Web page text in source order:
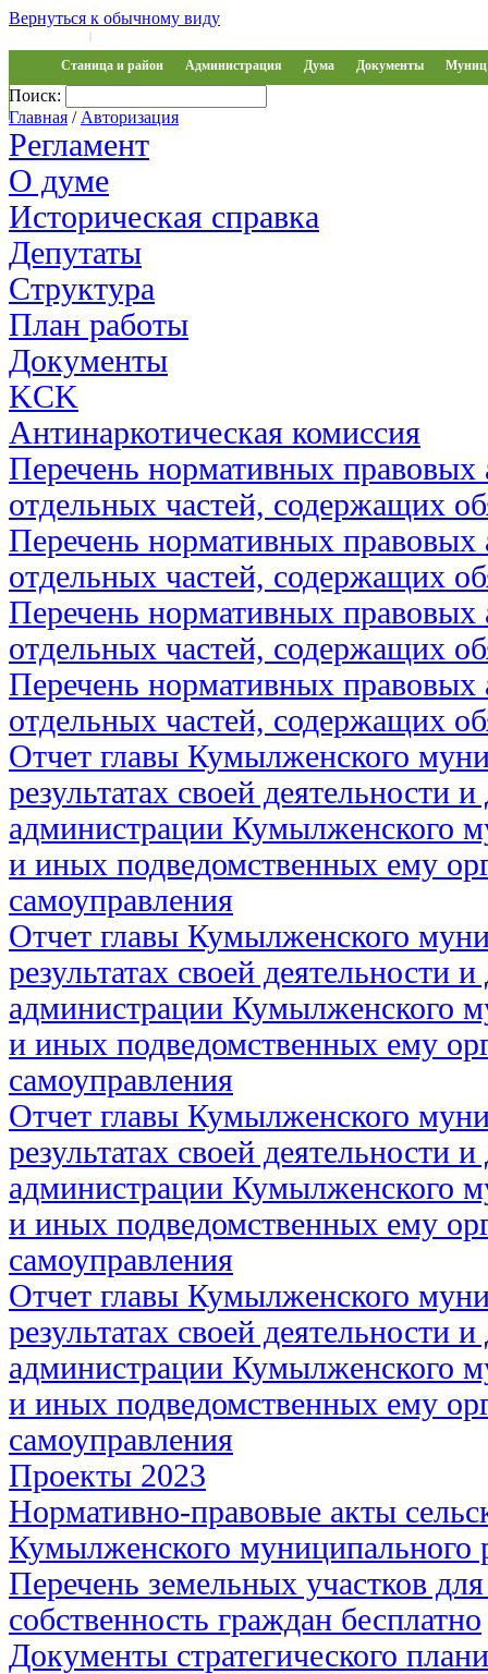
Вернуться к обычному виду
|
Станица и район Администрация Дума Документы Муниц
Обращения
Поиск:
Главная / Авторизация
Регламент
О думе
Историческая справка
Депутаты
Структура
План работы
Документы
KCK
Антинаркотическая комиссия
Перечень нормативных правовых
отдельных частей, содержащих
Перечень нормативных правовых
отдельных частей, содержащих
Перечень нормативных правовых
отдельных частей, содержащих
Перечень нормативных правовых
отдельных частей, содержащих
Отчет главы Кумылженского
результатах своей деятельности
администрации Кумылженского
и иных подведомственных ему
самоуправления
Отчет главы Кумылженского
результатах своей деятельности
администрации Кумылженского
и иных подведомственных ему
самоуправления
Отчет главы Кумылженского
результатах своей деятельности
администрации Кумылженского
и иных подведомственных ему
самоуправления
Отчет главы Кумылженского
результатах своей деятельности
администрации Кумылженского
и иных подведомственных ему
самоуправления
Проекты 2023
Нормативно-правовые акты
Кумылженского муниципального
Перечень земельных участков
собственность граждан бесплатно
Документы стратегического